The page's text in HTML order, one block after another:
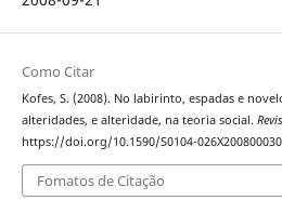
Como Citar
Kofes, S. (2008). No labirinto, espadas e
alteridades, e alteridade, na teoria social.
https://doi.org/10.1590/S0104-
Fomatos de Citação